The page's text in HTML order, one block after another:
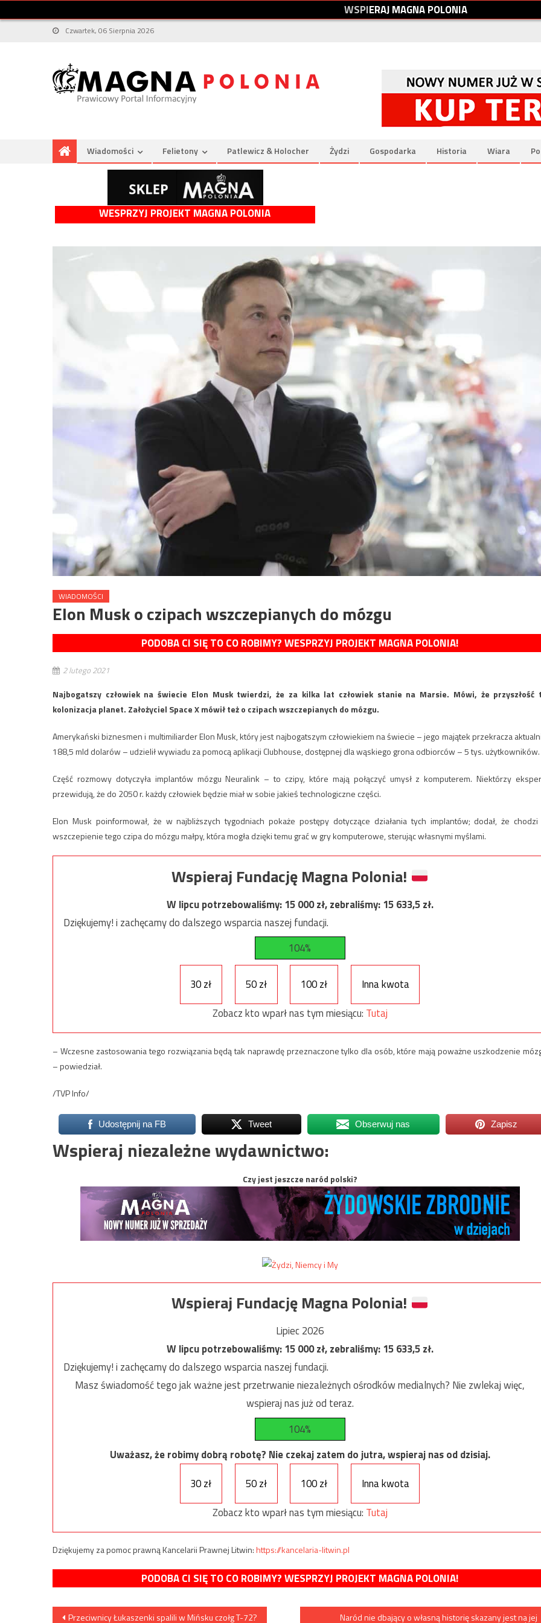
WSPIERAJMAGNAPOLONIA
Czwartek, 06 Sierpnia 2026
Wiadomości Felietony Patlewicz & Holocher Żydzi Gospodarka Historia Wiara
WESPRZYJ PROJEKT MAGNA POLONIA
WIADOMOŚCI
Elon Musk o czipach wszczepianych do mózgu
PODOBA CI SIĘ TO CO ROBIMY? WESPRZYJ PROJEKT MAGNA POLONIA!
2 lutego 2021
Najbogatszy człowiek na świecie Elon Musk twierdzi, że za kilka lat człowiek stanie na Marsie. Mówi, że przyszłość
kolonizacja planet. Założyciel Space X mówił też o czipach wszczepianych do mózgu.
Amerykański biznesmen i multimiliarder Elon Musk, który jest najbogatszym człowiekiem na świecie – jego majątek przekracza
188,5 mld dolarów – udzielił wywiadu za pomocą aplikacji Clubhouse, dostępnej dla wąskiego grona odbiorców – 5 tys. użytkowników.
Część rozmowy dotyczyła implantów mózgu Neuralink – to czipy, które mają połączyć umysł z komputerem. Niektórzy
przewidują, że do 2050 r. każdy człowiek będzie miał w sobie jakieś technologiczne części.
Elon Musk poinformował, że w najbliższych tygodniach pokaże postępy dotyczące działania tych implantów; dodał, że
wszczepienie tego czipa do mózgu małpy, która mogła dzięki temu grać w gry komputerowe, sterując własnymi myślami.
Wspieraj Fundację Magna Polonia!
W lipcu potrzebowaliśmy:15 000zł, zebraliśmy:15 633,5zł.
Dziękujemy! i zachęcamy do dalszego wsparcia naszej fundacji.
104%
30 zł 50 zł 100 zł
Inna kwota
Zobacz kto wparł nas tym miesiącu: Tutaj
– Wczesne zastosowania tego rozwiązania będą tak naprawdę przeznaczone tylko dla osób, które mają poważne uszkodzenie
– powiedział.
/TVP Info/
Udostępnij na FB Tweet Obserwuj nas Zapisz
Wspieraj niezależne wydawnictwo:
Czy jest jeszcze naród polski?
Wspieraj Fundację Magna Polonia!
Lipiec 2026
W lipcu potrzebowaliśmy:15 000zł, zebraliśmy:15 633,5zł.
Dziękujemy! i zachęcamy do dalszego wsparcia naszej fundacji.
Masz świadomość tego jak ważne jest przetrwanie niezależnych ośrodków medialnych? Nie zwlekaj więc,
wspieraj nas już od teraz.
104%
Uważasz, że robimy dobrą robotę? Nie czekaj zatem do jutra, wspieraj nas od dzisiaj.
30 zł
50 zł 100 zł
Inna kwota
Zobacz kto wparł nas tym miesiącu: Tutaj
Dziękujemy za pomoc prawną Kancelarii Prawnej Litwin:https://kancelaria-litwin.pl
PODOBA CI SIĘ TO CO ROBIMY? WESPRZYJ PROJEKT MAGNA POLONIA!
Przeciwnicy Łukaszenki spalili w Mińsku czołg T-72? Naród nie dbający o własną historię skazany jest na jej